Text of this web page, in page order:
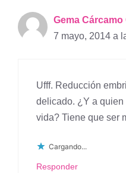
Gema Cárcamo
7 mayo, 2014 a
Ufff. Reducción
delicado. ¿Y a quien
vida? Tiene que ser
Cargando...
Responder